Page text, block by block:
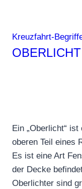
Kreuzfahrt-
OBERLICHT
Ein „Oberlicht“
oberen Teil eines
Es ist eine Art
der Decke
Oberlichter sind